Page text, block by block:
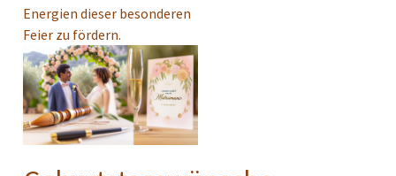
Energien dieser besonderen
Feier zu fördern.